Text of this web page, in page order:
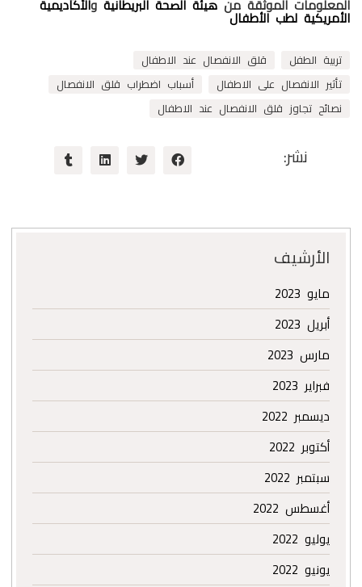
المعلومات الموثقة من هيئة الصحة البريطانية والأكاديمية
الأمريكية لطب الأطفال
تربية الطفل
قلق الانفصال عند الاطفال
تأثير الانفصال على الاطفال
أسباب اضطراب قلق الانفصال
نصائح تجاوز قلق الانفصال عند الاطفال
نشر:
الأرشيف
مايو 2023
أبريل 2023
مارس 2023
فبراير 2023
ديسمبر 2022
أكتوبر 2022
سبتمبر 2022
أغسطس 2022
يوليو 2022
يونيو 2022